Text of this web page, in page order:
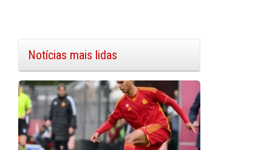
Notícias mais lidas